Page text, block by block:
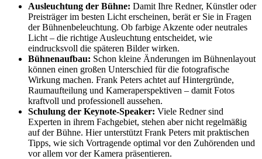
Ausleuchtung der Bühne: Damit Ihre Redner, Künstler oder
Preisträger im besten Licht erscheinen, berät er Sie in Fragen
der Bühnenbeleuchtung. Ob farbige Akzente oder neutrales
Licht – die richtige Ausleuchtung entscheidet, wie
eindrucksvoll die späteren Bilder wirken.
Bühnenaufbau: Schon kleine Änderungen im Bühnenlayout
können einen großen Unterschied für die fotografische
Wirkung machen. Frank Peters achtet auf Hintergründe,
Raumaufteilung und Kameraperspektiven – damit Fotos
kraftvoll und professionell aussehen.
Schulung der Keynote-Speaker: Viele Redner sind
Experten in ihrem Fachgebiet, stehen aber nicht regelmäßig
auf der Bühne. Hier unterstützt Frank Peters mit praktischen
Tipps, wie sich Vortragende optimal vor den Zuhörenden und
vor allem vor der Kamera präsentieren.